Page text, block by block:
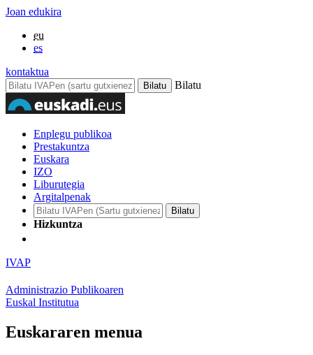
Joan edukira
eu
es
kontaktua
Bilatu
Enplegu publikoa
Prestakuntza
Euskara
IZO
Liburutegia
Argitalpenak
Hizkuntza
IVAP
Administrazio Publikoaren
Euskal Institutua
Euskararen menua